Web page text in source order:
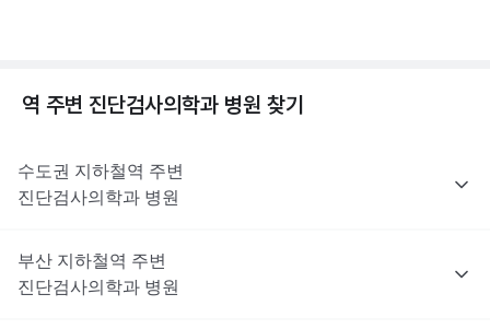
역 주변 진단검사의학과 병원 찾기
수도권 지하철역 주변
진단검사의학과 병원
부산 지하철역 주변
진단검사의학과 병원